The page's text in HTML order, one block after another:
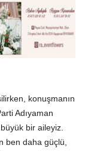
konuşmanın
Adıyaman
bir aileyiz.
ben daha güçlü,